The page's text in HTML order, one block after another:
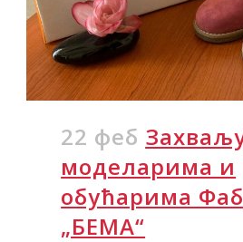
22 феб
моделарима и
обућарима
„БЕМА“